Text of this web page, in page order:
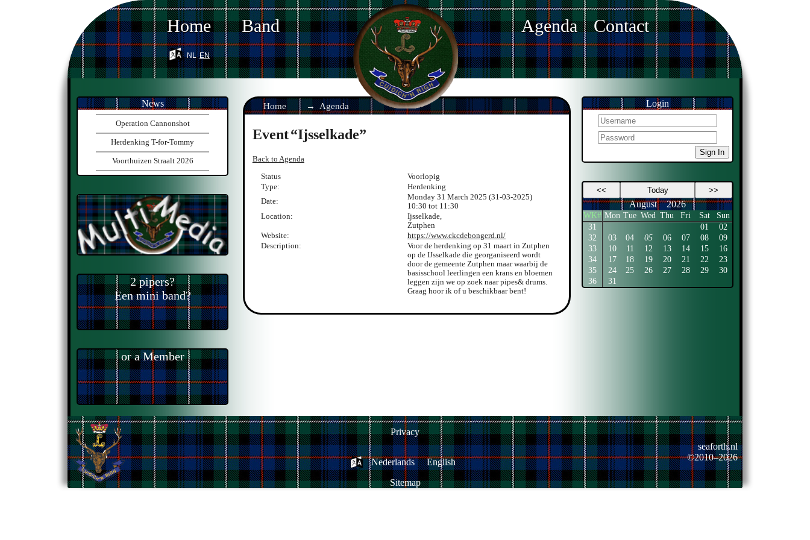
Home Band Agenda Contact
nl en
Home Agenda
Event Ijsselkade
Back to Agenda
Status
Voorlopig
Type:
Herdenking
Date:
Monday 31 March 2025 (31-03-2025)
10:30 tot 11:30
Location:
Ijsselkade
Zutphen
Website:
https://www.ckcdebongerd.nl/
Description:
Voor de herdenking op 31 maart in Zutphen
op de IJsselkade die georganiseerd wordt
door de gemeente Zutphen maar waarbij de
basisschool leerlingen een krans en bloemen
leggen zijn we op zoek naar pipes& drums.
Graag hoor ik of u beschikbaar bent!
News
Operation Cannonshot
Herdenking T-for-Tommy
Voorthuizen Straalt 2026
2 pipers?
Een mini band?
or a Member
Login
Sign In
<< Today >>
August 2026
WK# Mon Tue Wed Thu Fri Sat
Sun
31
01
02
32
03 04 05 06 07 08
09
33
10 11 12 13 14 15
16
34
17 18 19 20 21 22
23
35
24 25 26 27 28 29
30
36
31
Privacy
Nederlands
English
Sitemap
seaforth.nl
©2010–2026